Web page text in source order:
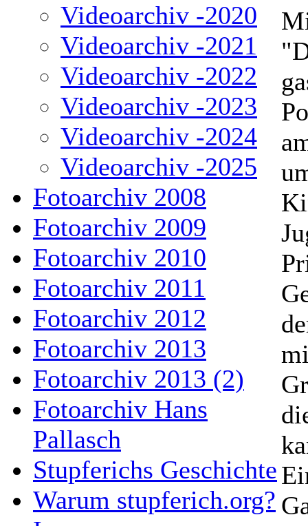
Videoarchiv -2020
Videoarchiv -2021
Videoarchiv -2022
Videoarchiv -2023
Videoarchiv -2024
Videoarchiv -2025
Fotoarchiv 2008
Fotoarchiv 2009
Fotoarchiv 2010
Fotoarchiv 2011
Fotoarchiv 2012
Fotoarchiv 2013
Fotoarchiv 2013 (2)
Fotoarchiv Hans
Pallasch
Stupferichs Geschichte
Warum stupferich.org?